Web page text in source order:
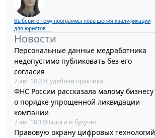
Выберите тему программы повышения квалификации
для юристов ...
Новости
Персональные данные медработника
недопустимо публиковать без его
согласия
7 авг 18:27Судебная практика
ФНС России рассказала малому бизнесу
о порядке упрощенной ликвидации
компании
7 авг 18:16Налоги и бухучет
Правовую охрану цифровых технологий